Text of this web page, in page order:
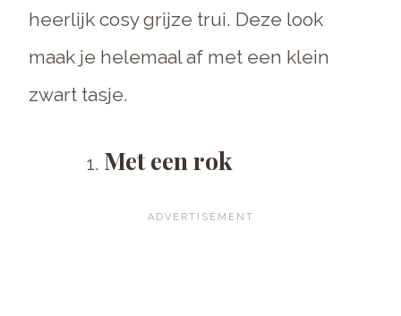
heerlijk cosy grijze trui. Deze look
maak je helemaal af met een klein
zwart tasje.
Met een rok